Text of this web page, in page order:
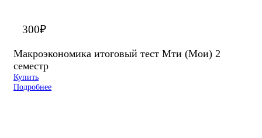
300₽
Макроэкономика итоговый тест Мти (Мои) 2
семестр
Купить
Подробнее